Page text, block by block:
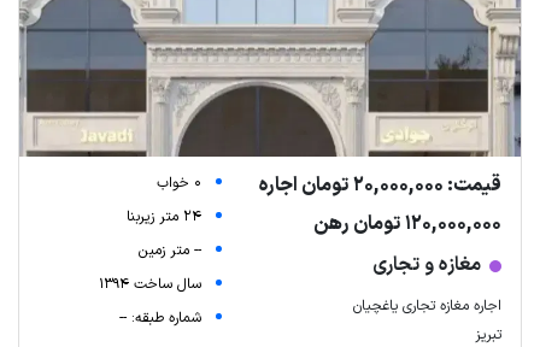
قیمت: 20,000,000 تومان اجاره
120,000,000 تومان رهن
مغازه و تجاری
اجاره مغازه تجاری یاغچیان
تبریز
0 خواب
24 متر زیربنا
-- متر زمین
سال ساخت 1394
شماره طبقه: --